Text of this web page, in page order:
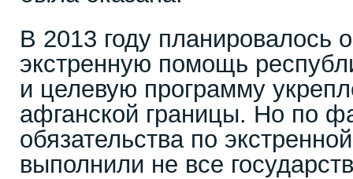
В 2013 году планировалось
экстренную помощь
и целевую программу
афганской границы. Но по
обязательства по
выполнили не все